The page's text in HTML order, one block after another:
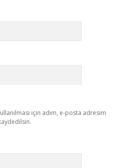
için adım, e-posta adresim